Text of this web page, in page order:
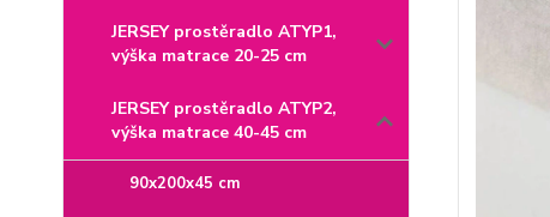
JERSEY prostěradlo ATYP1,
výška matrace 20-25 cm
JERSEY prostěradlo ATYP2,
výška matrace 40-45 cm
90x200x45 cm